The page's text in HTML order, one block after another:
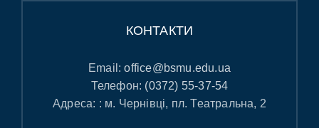
КОНТАКТИ
Email:office@bsmu.edu.ua
Телефон: (0372) 55-37-54
Адреса: : м. Чернівці, пл. Театральна, 2